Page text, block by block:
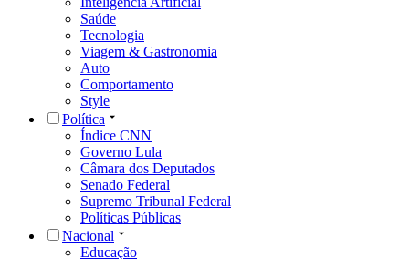
Saúde
Tecnologia
Viagem & Gastronomia
Auto
Comportamento
Style
Política
Índice CNN
Governo Lula
Câmara dos Deputados
Senado Federal
Supremo Tribunal Federal
Políticas Públicas
Nacional
Educação